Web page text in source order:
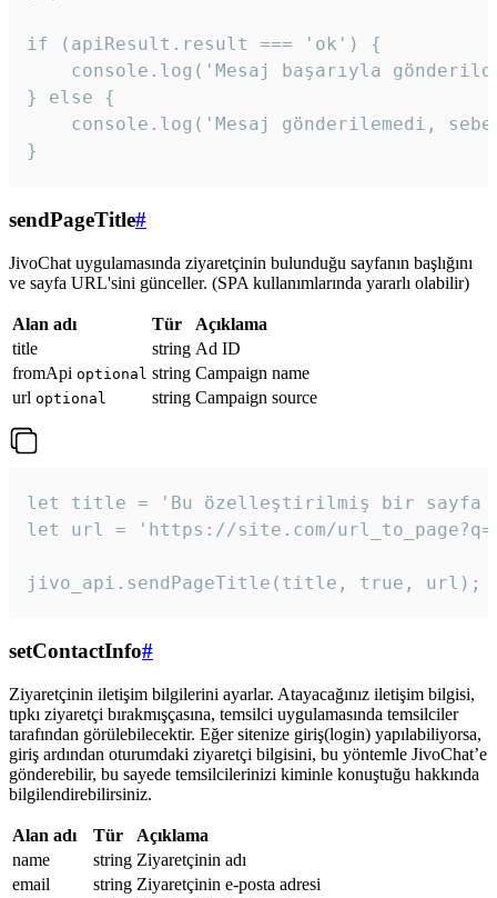
if (apiResult.result === 'ok') {
console.log('Mesaj başarıyla
} else {
console.log('Mesaj gönderilemedi,
}
sendPageTitle#
JivoChat uygulamasında ziyaretçinin bulunduğu sayfanın başlığını
ve sayfa URL'sini günceller. (SPA kullanımlarında yararlı olabilir)
Alan adı Tür
Açıklama
title
string Ad ID
fromApi optional string Campaign name
url optional string Campaign source
let title = 'Bu özelleştirilmiş bir sayfa
let url = 'https://site.com/
jivo_api.sendPageTitle(title, true, url);
setContactInfo#
Ziyaretçinin iletişim bilgilerini ayarlar. Atayacağınız iletişim bilgisi,
tıpkı ziyaretçi bırakmışçasına, temsilci uygulamasında temsilciler
tarafından görülebilecektir. Eğer sitenize giriş(login) yapılabiliyorsa,
giriş ardından oturumdaki ziyaretçi bilgisini, bu yöntemle JivoChat’e
gönderebilir, bu sayede temsilcilerinizi kiminle konuştuğu hakkında
bilgilendirebilirsiniz.
Alan adı Tür
Açıklama
name
string Ziyaretçinin adı
email
string Ziyaretçinin e-posta adresi